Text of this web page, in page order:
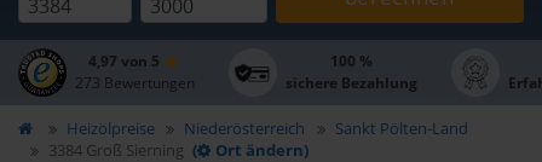
4,97 von 5
273 Bewertungen
100 %
sichere Bezahlung
Heizölpreise Niederösterreich
Sankt Pölten-Land
3384 Groß Sierning ( Ort ändern)